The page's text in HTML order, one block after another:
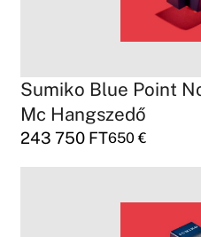
Sumiko Blue Point
Mc Hangszedő
243 750 FT650€